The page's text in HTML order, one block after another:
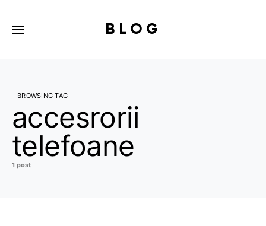
BLOG
BROWSING TAG
accesrorii
telefoane
1 post